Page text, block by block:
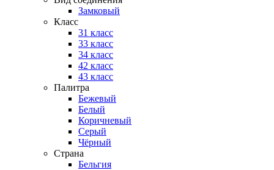
Замковый
Класс
31 класс
33 класс
34 класс
42 класс
43 класс
Палитра
Бежевый
Белый
Коричневый
Серый
Чёрный
Страна
Бельгия